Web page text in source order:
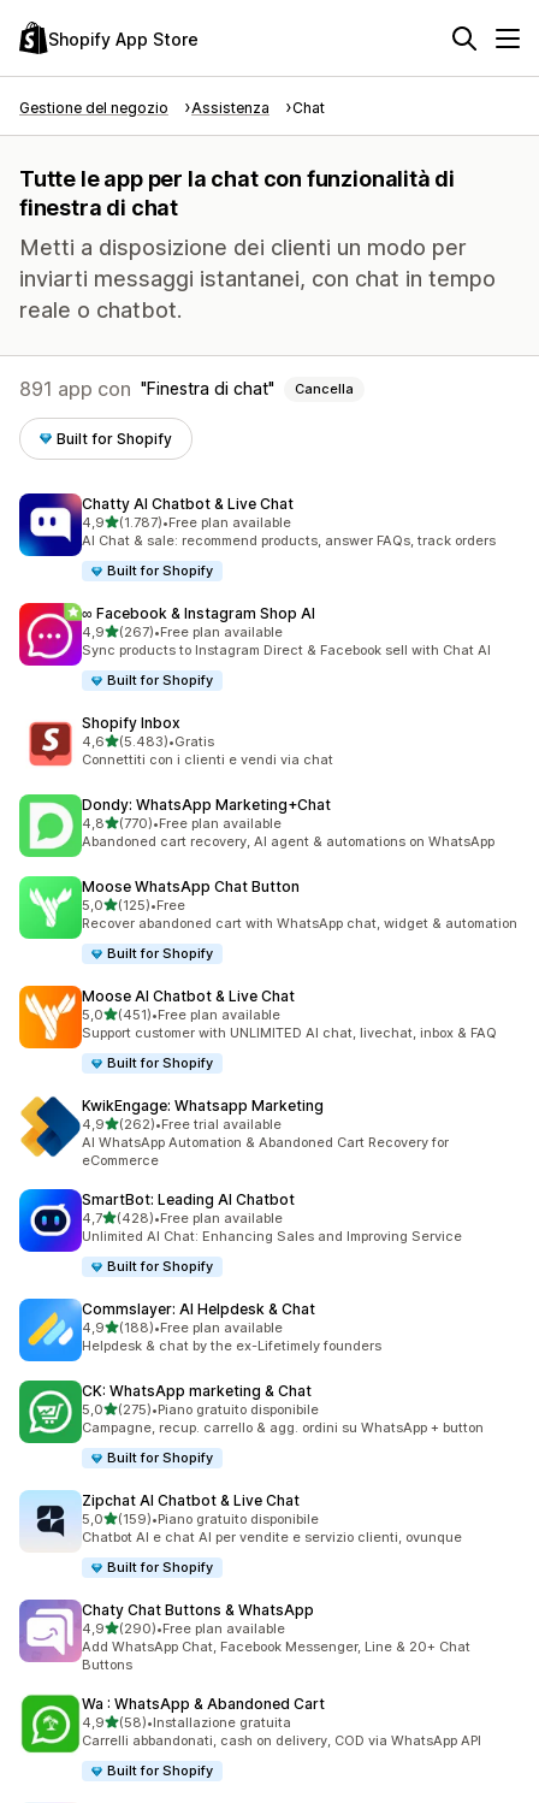
Shopify App Store
Gestione del negozio Assistenza Chat
Tutte le app per la chat con funzionalità di
finestra di chat
Metti a disposizione dei clienti un modo per
inviarti messaggi istantanei, con chat in tempo
reale o chatbot.
891 app con Finestra di chat Cancella
Built for Shopify
Chatty AI Chatbot & Live Chat
4,9stelle su 5
(1.787)
1787 recensioni totali
•Free plan available
AI Chat & sale: recommend products, answer FAQs, track orders
Built for Shopify
∞ Facebook & Instagram Shop AI
4,9stelle su 5
(267)
267 recensioni totali
•Free plan available
Sync products to Instagram Direct & Facebook sell with Chat AI
Built for Shopify
Shopify Inbox
4,6stelle su 5
(5.483)
5483 recensioni totali
•Gratis
Connettiti con i clienti e vendi via chat
Dondy: WhatsApp Marketing+Chat
4,8stelle su 5
(770)
770 recensioni totali
•Free plan available
Abandoned cart recovery, AI agent & automations on WhatsApp
Moose WhatsApp Chat Button
5,0stelle su 5
(125)
125 recensioni totali
•Free
Recover abandoned cart with WhatsApp chat, widget & automation
Built for Shopify
Moose AI Chatbot & Live Chat
5,0stelle su 5
(451)
451 recensioni totali
•Free plan available
Support customer with UNLIMITED AI chat, livechat, inbox & FAQ
Built for Shopify
KwikEngage: Whatsapp Marketing
4,9stelle su 5
(262)
262 recensioni totali
•Free trial available
AI WhatsApp Automation & Abandoned Cart Recovery for
eCommerce
SmartBot: Leading AI Chatbot
4,7stelle su 5
(428)
428 recensioni totali
•Free plan available
Unlimited AI Chat: Enhancing Sales and Improving Service
Built for Shopify
Commslayer: AI Helpdesk & Chat
4,9stelle su 5
(188)
188 recensioni totali
•Free plan available
Helpdesk & chat by the ex-Lifetimely founders
CK: WhatsApp marketing & Chat
5,0stelle su 5
(275)
275 recensioni totali
•Piano gratuito disponibile
Campagne, recup. carrello & agg. ordini su WhatsApp + button
Built for Shopify
Zipchat AI Chatbot & Live Chat
5,0stelle su 5
(159)
159 recensioni totali
•Piano gratuito disponibile
Chatbot AI e chat AI per vendite e servizio clienti, ovunque
Built for Shopify
Chaty Chat Buttons & WhatsApp
4,9stelle su 5
(290)
290 recensioni totali
•Free plan available
Add WhatsApp Chat, Facebook Messenger, Line & 20+ Chat
Buttons
Wa : WhatsApp & Abandoned Cart
4,9stelle su 5
(58)
58 recensioni totali
•Installazione gratuita
Carrelli abbandonati, cash on delivery, COD via WhatsApp API
Built for Shopify